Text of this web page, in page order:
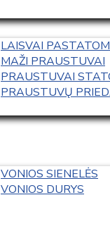
LAISVAI
MAŽI PRAUSTUVAI
PRAUSTUVAI
PRAUSTUVŲ
VONIOS SIENELĖS
VONIOS DURYS